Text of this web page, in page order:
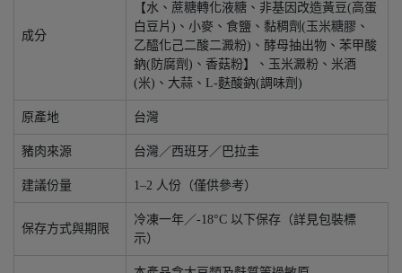
成分
【水、蔗糖轉化液糖、非基因改造黃豆(高蛋
白豆片)、小麥、食鹽、黏稠劑(玉米糖膠、
乙醯化己二酸二澱粉)、酵母抽出物、苯甲酸
鈉(防腐劑)、香菇粉】、玉米澱粉、米酒
(米)、大蒜、L-麩酸鈉(調味劑)
原產地 台灣
豬肉來源 台灣／西班牙／巴拉圭
建議份量 1–2 人份（僅供參考）
保存方式與期限
冷凍一年／-18°C 以下保存（詳見包裝標
示）